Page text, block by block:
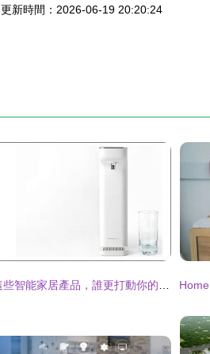
更新時間：2026-06-19 20:20:24